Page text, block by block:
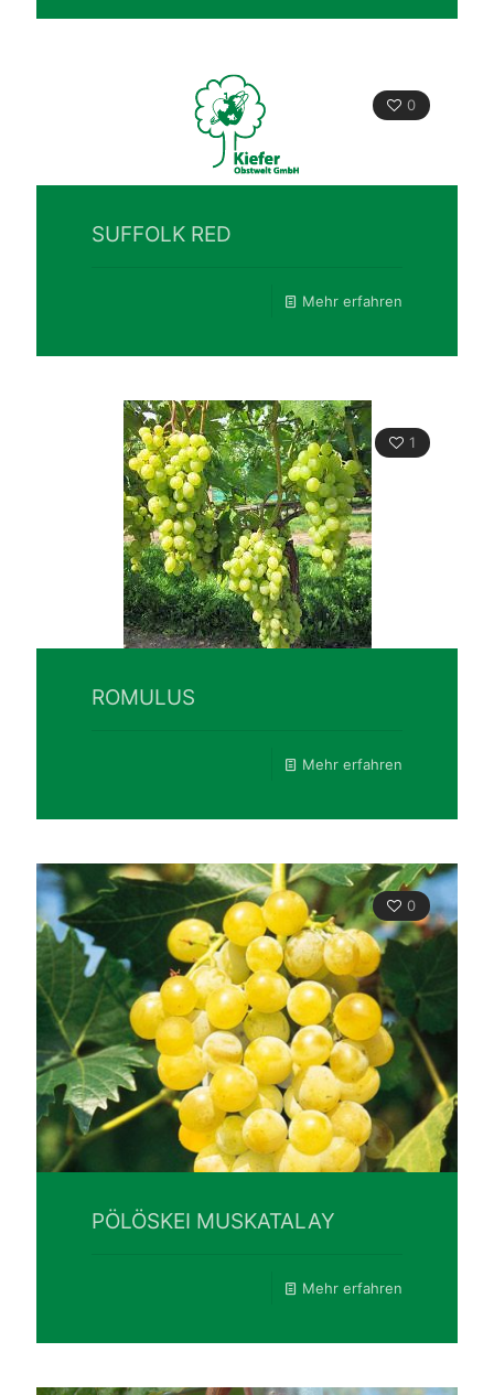
0
SUFFOLK RED
Mehr erfahren
1
ROMULUS
Mehr erfahren
0
PÖLÖSKEI MUSKATALAY
Mehr erfahren